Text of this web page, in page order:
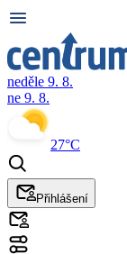
neděle 9. 8.
ne 9. 8.
27°C
Přihlášení